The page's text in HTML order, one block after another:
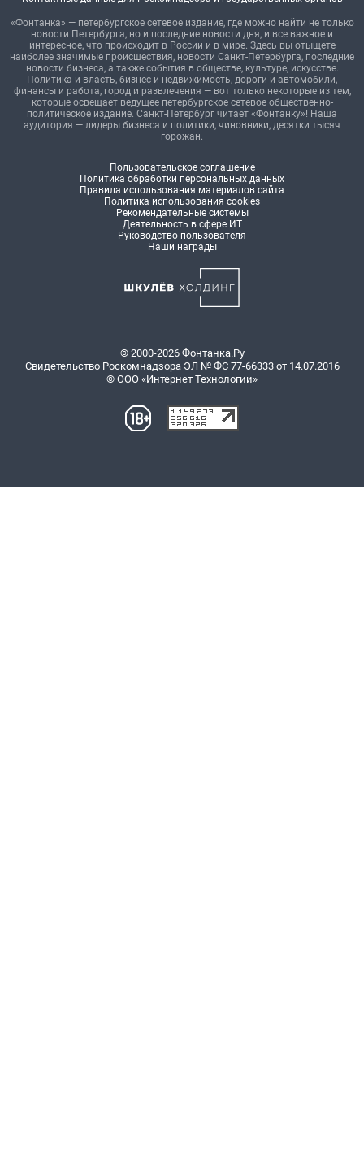
«Фонтанка» — петербургское сетевое издание, где можно найти не только
новости Петербурга, но и последние новости дня, и все важное и
интересное, что происходит в России и в мире. Здесь вы отыщете
наиболее значимые происшествия, новости Санкт-Петербурга, последние
новости бизнеса, а также события в обществе, культуре, искусстве.
Политика и власть, бизнес и недвижимость, дороги и автомобили,
финансы и работа, город и развлечения — вот только некоторые из тем,
которые освещает ведущее петербургское сетевое общественно-
политическое издание. Санкт-Петербург читает «Фонтанку»! Наша
аудитория — лидеры бизнеса и политики, чиновники, десятки тысяч
горожан.
Пользовательское соглашение
Политика обработки персональных данных
Правила использования материалов сайта
Политика использования cookies
Рекомендательные системы
Деятельность в сфере ИТ
Руководство пользователя
Наши награды
© 2000-2026 Фонтанка.Ру
Свидетельство Роскомнадзора ЭЛ № ФС 77-66333 от 14.07.2016
© ООО «Интернет Технологии»